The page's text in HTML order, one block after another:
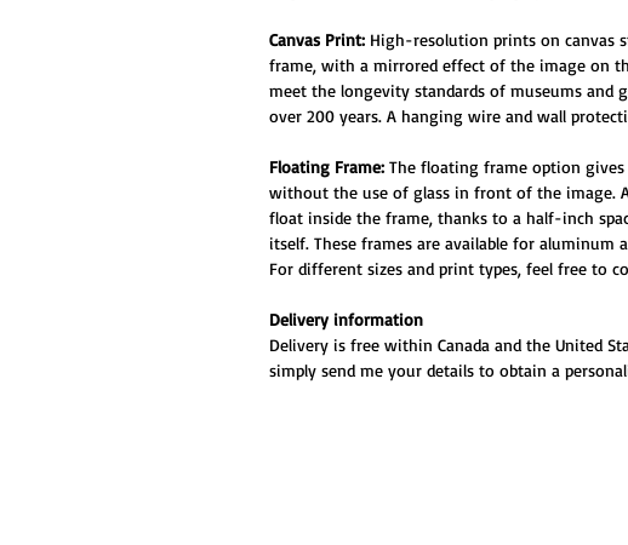
Canvas Print: High-resolution prints on canvas
frame, with a mirrored effect of the image on
meet the longevity standards of museums and
over 200 years. A hanging wire and wall
Floating Frame: The floating frame option
without the use of glass in front of the image.
float inside the frame, thanks to a half-inch
itself. These frames are available for aluminum
For different sizes and print types, feel free to
Delivery information
Delivery is free within Canada and the United
simply send me your details to obtain a